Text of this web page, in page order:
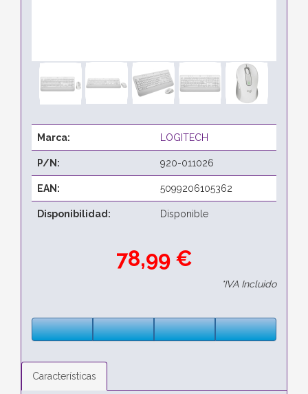
Marca: LOGITECH
P/N: 920-011026
EAN: 5099206105362
Disponibilidad: Disponible
78,99 €
*IVA Incluido
Características